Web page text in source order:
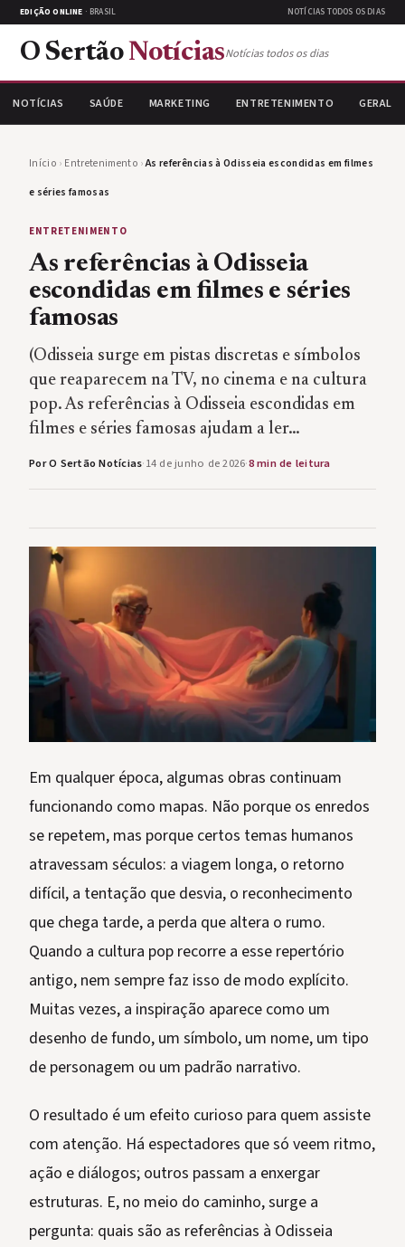
EDIÇÃO ONLINE · BRASIL NOTÍCIAS TODOS OS DIAS
O Sertão NotíciasNotícias todos os dias
NOTÍCIAS SAÚDE MARKETING ENTRETENIMENTO GERAL
Início › Entretenimento ›As referências à Odisseia escondidas em filmes
e séries famosas
ENTRETENIMENTO
As referências à Odisseia
escondidas em filmes e séries
famosas
(Odisseia surge em pistas discretas e símbolos
que reaparecem na TV, no cinema e na cultura
pop. As referências à Odisseia escondidas em
filmes e séries famosas ajudam a ler…
Por O Sertão Notícias·14 de junho de 2026·8 min de leitura
Em qualquer época, algumas obras continuam
funcionando como mapas. Não porque os enredos
se repetem, mas porque certos temas humanos
atravessam séculos: a viagem longa, o retorno
difícil, a tentação que desvia, o reconhecimento
que chega tarde, a perda que altera o rumo.
Quando a cultura pop recorre a esse repertório
antigo, nem sempre faz isso de modo explícito.
Muitas vezes, a inspiração aparece como um
desenho de fundo, um símbolo, um nome, um tipo
de personagem ou um padrão narrativo.
O resultado é um efeito curioso para quem assiste
com atenção. Há espectadores que só veem ritmo,
ação e diálogos; outros passam a enxergar
estruturas. E, no meio do caminho, surge a
pergunta: quais são as referências à Odisseia